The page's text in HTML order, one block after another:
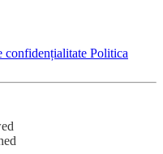
confidențialitate Politica